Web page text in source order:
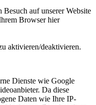
auf unserer Website
Browser hier
aktivieren/deaktivieren.
Dienste wie Google
Da diese
Daten wie Ihre IP-